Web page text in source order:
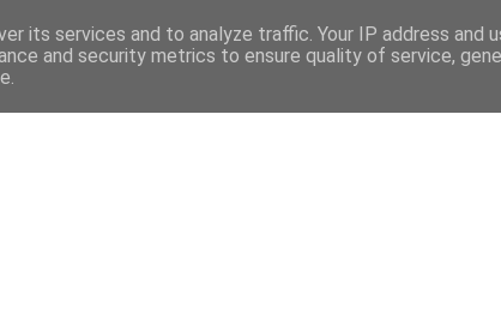
its services and to analyze traffic. Your IP address and
and security metrics to ensure quality of service,